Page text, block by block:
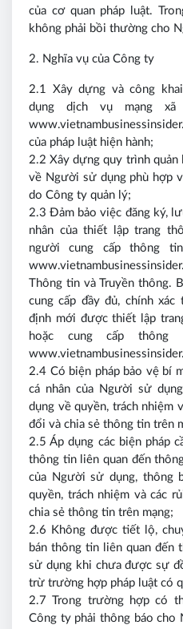
của cơ quan pháp luật.
không phải bồi thường cho
2. Nghĩa vụ của Công ty
2.1 Xây dựng và công
dụng dịch vụ mạng
của pháp luật hiện hành;
2.2 Xây dựng quy trình
về Người sử dụng phù hợp
do Công ty quản lý;
2.3 Đảm bảo việc đăng ký,
nhân của thiết lập trang
người cung cấp thông
Thông tin và Truyền thông.
cung cấp đầy đủ, chính
định mới được thiết lập
hoặc cung cấp
2.4 Có biện pháp bảo vệ bí
cá nhân của Người sử
dụng về quyền, trách nhiệm
đổi và chia sẻ thông tin trên
2.5 Áp dụng các biện pháp
thông tin liên quan đến
của Người sử dụng, thông
quyền, trách nhiệm và các
chia sẻ thông tin trên mạng;
2.6 Không được tiết lộ,
bán thông tin liên quan đến
sử dụng khi chưa được sự
trừ trường hợp pháp luật có
2.7 Trong trường hợp có
Công ty phải thông báo